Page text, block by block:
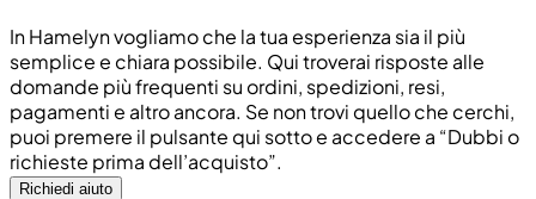
In Hamelyn vogliamo che la tua esperienza sia il più
semplice e chiara possibile. Qui troverai risposte alle
domande più frequenti su ordini, spedizioni, resi,
pagamenti e altro ancora. Se non trovi quello che cerchi,
puoi premere il pulsante qui sotto e accedere a “Dubbi o
richieste prima dell’acquisto”.
Richiedi aiuto